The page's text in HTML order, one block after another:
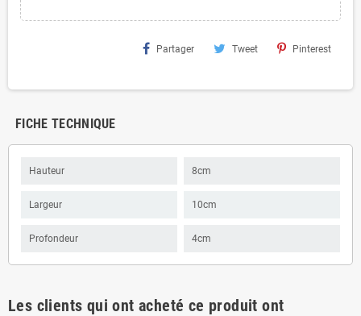
Partager Tweet Pinterest
FICHE TECHNIQUE
Hauteur 8cm
Largeur 10cm
Profondeur 4cm
Les clients qui ont acheté ce produit ont